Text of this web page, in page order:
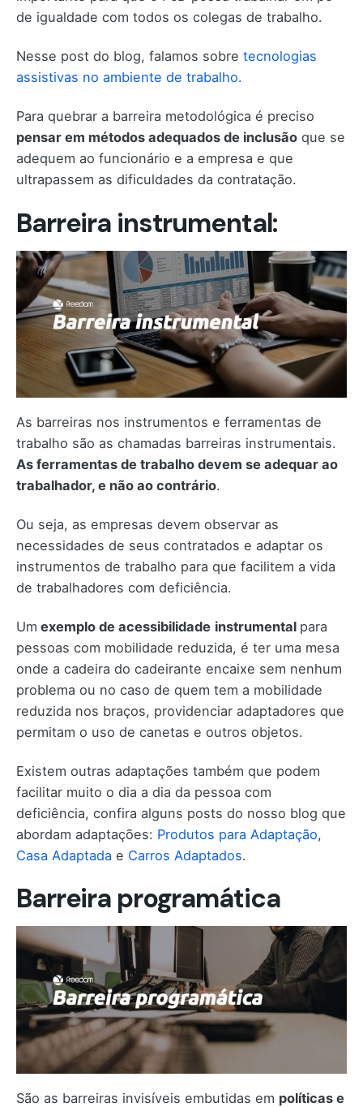
de igualdade com todos os colegas de trabalho.
Nesse post do blog, falamos sobre tecnologias
assistivas no ambiente de trabalho.
Para quebrar a barreira metodológica é preciso
pensar em métodos adequados de inclusão que se
adequem ao funcionário e a empresa e que
ultrapassem as dificuldades da contratação.
Barreira instrumental:
As barreiras nos instrumentos e ferramentas de
trabalho são as chamadas barreiras instrumentais.
As ferramentas de trabalho devem se adequar ao
trabalhador, e não ao contrário.
Ou seja, as empresas devem observar as
necessidades de seus contratados e adaptar os
instrumentos de trabalho para que facilitem a vida
de trabalhadores com deficiência.
Um exemplo de acessibilidade instrumental para
pessoas com mobilidade reduzida, é ter uma mesa
onde a cadeira do cadeirante encaixe sem nenhum
problema ou no caso de quem tem a mobilidade
reduzida nos braços, providenciar adaptadores que
permitam o uso de canetas e outros objetos.
Existem outras adaptações também que podem
facilitar muito o dia a dia da pessoa com
deficiência, confira alguns posts do nosso blog que
abordam adaptações: Produtos para Adaptação,
Casa Adaptada e Carros Adaptados.
Barreira programática
São as barreiras invisíveis embutidas em políticas e